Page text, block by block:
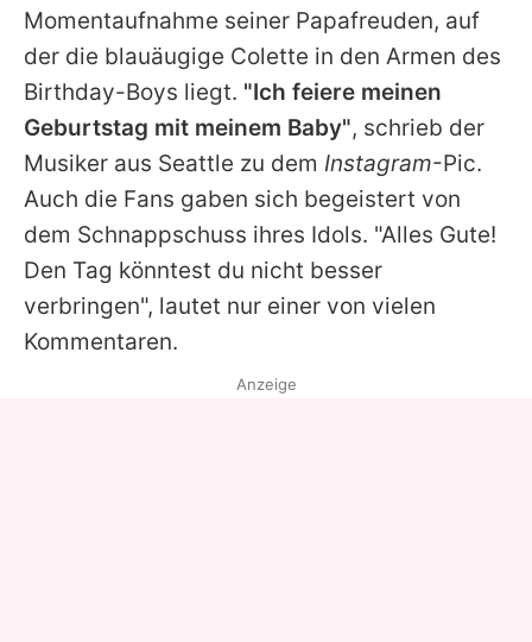
Momentaufnahme seiner Papafreuden, auf
der die blauäugige Colette in den Armen des
Birthday-Boys liegt. "Ich feiere meinen
Geburtstag mit meinem Baby", schrieb der
Musiker aus Seattle zu dem Instagram-Pic.
Auch die Fans gaben sich begeistert von
dem Schnappschuss ihres Idols. "Alles Gute!
Den Tag könntest du nicht besser
verbringen", lautet nur einer von vielen
Kommentaren.
Anzeige